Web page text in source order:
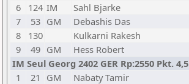
6
124 IM Sahl Bjarke
7
53 GM Debashis Das
8
130 Kulkarni Rakesh
9
49 GM Hess Robert
IM Seul Georg 2402 GER Rp:2550 Pkt. 4,5
1
21 GM Nabaty Tamir